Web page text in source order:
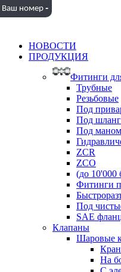
НОВОСТИ
ПРОДУКЦИЯ
Фитинги
Трубные
Резьбовые
Под
Под
Под
ZCR
ZCO
(до 10'000
Фитинги
Под
SAE
Клапаны
Шаровые
На
Ваш номер -